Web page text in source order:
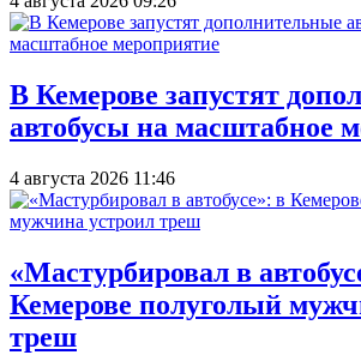
В Кемерове запустят
автобусы на масштабное
4 августа 2026 11:46
«Мастурбировал в
Кемерове полуголый
треш